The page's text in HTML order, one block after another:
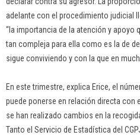
adelante con el procedimiento judicial
“la importancia de la atención y apoyo
tan compleja para ella como es la de
sigue conviviendo y con la que en
En este trimestre, explica Erice, el
puede ponerse en relación directa con
se han realizado cambios en la
Tanto el Servicio de Estadística del